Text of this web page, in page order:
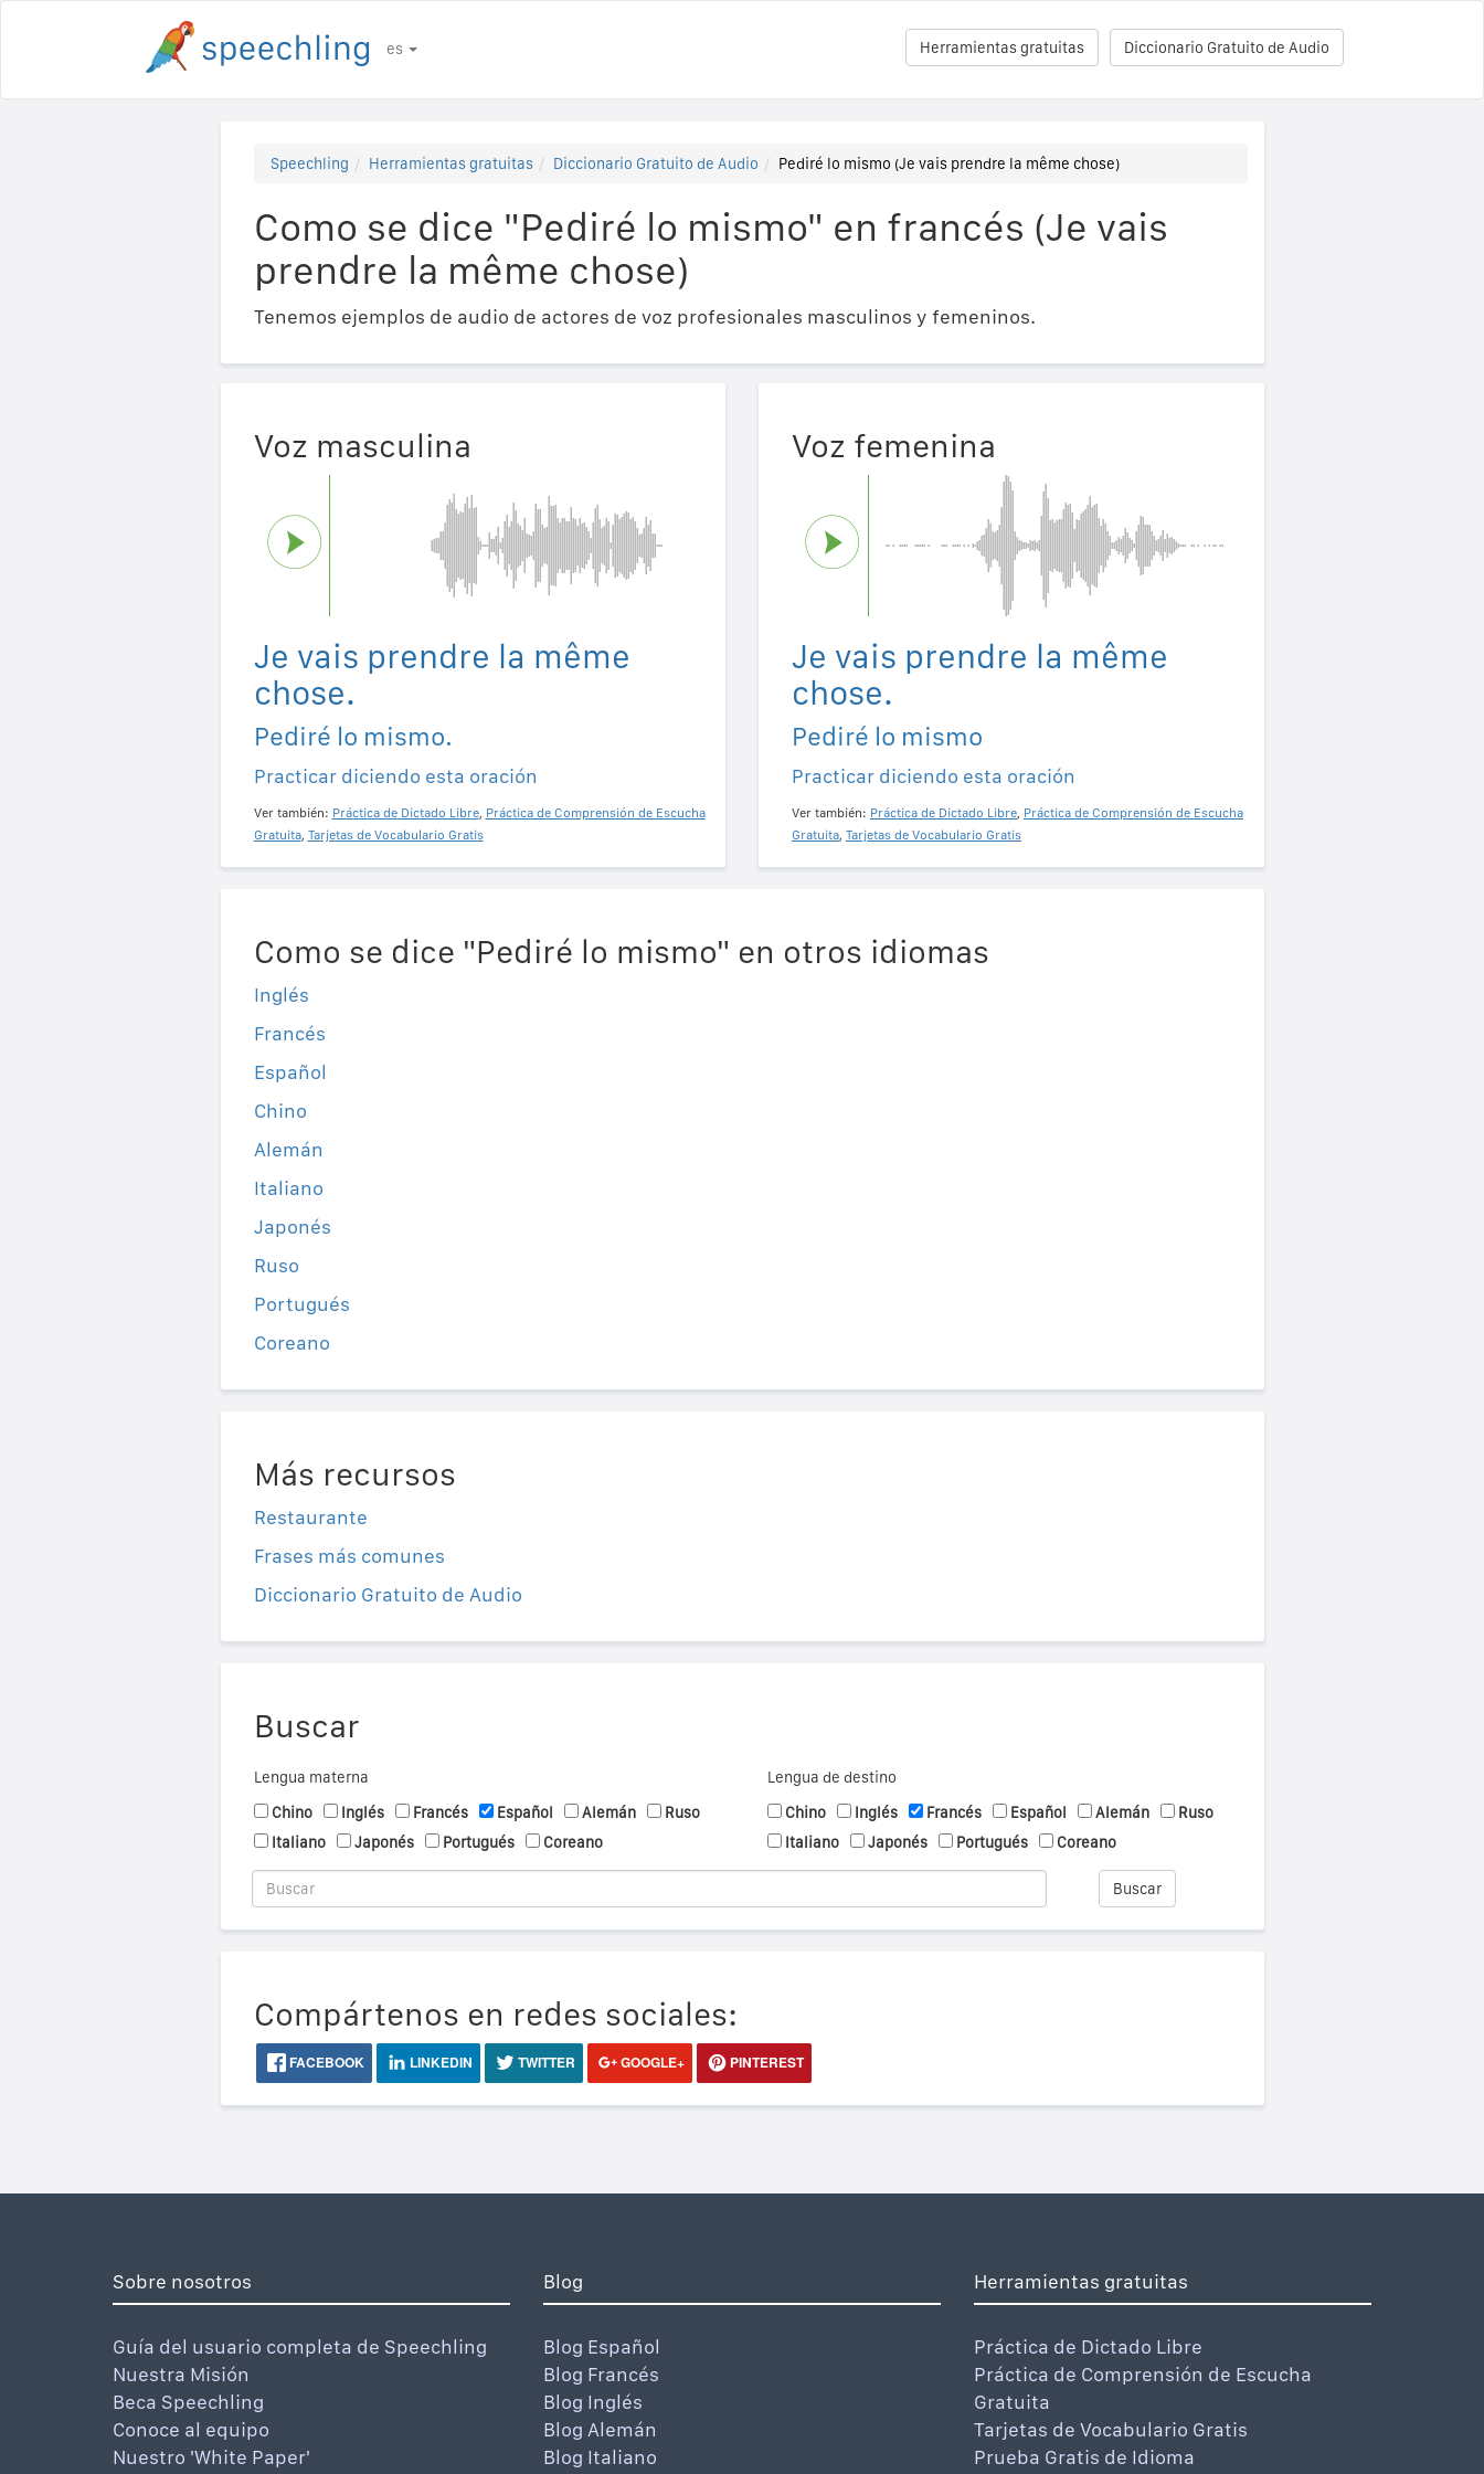
es Diccionario Gratuito de Audio
Herramientas gratuitas
Speechling Herramientas gratuitas Diccionario Gratuito de Audio Pediré lo mismo (Je vais prendre la même chose)
Como se dice "Pediré lo mismo" en francés (Je vais
prendre la même chose)
Tenemos ejemplos de audio de actores de voz profesionales masculinos y femeninos.
Voz masculina
Je vais prendre la même
chose.
Pediré lo mismo.
Practicar diciendo esta oración
Ver también: Práctica de Dictado Libre, Práctica de Comprensión de Escucha
Gratuita, Tarjetas de Vocabulario Gratis
Voz femenina
Je vais prendre la même
chose.
Pediré lo mismo
Practicar diciendo esta oración
Ver también: Práctica de Dictado Libre, Práctica de Comprensión de Escucha
Gratuita, Tarjetas de Vocabulario Gratis
Como se dice "Pediré lo mismo" en otros idiomas
Inglés
Francés
Español
Chino
Alemán
Italiano
Japonés
Ruso
Portugués
Coreano
Más recursos
Restaurante
Frases más comunes
Diccionario Gratuito de Audio
Buscar
Lengua materna
Chino
Inglés Francés Español Alemán
Ruso
Italiano
Japonés Portugués Coreano
Lengua de destino
Chino
Inglés Francés Español Alemán
Ruso
Italiano
Japonés Portugués Coreano
Buscar
Compártenos en redes sociales:
FACEBOOK LINKEDIN TWITTER GOOGLE+ PINTEREST
Sobre nosotros
Guía del usuario completa de Speechling
Nuestra Misión
Beca Speechling
Conoce al equipo
Nuestro 'White Paper'
Blog
Blog Español
Blog Francés
Blog Inglés
Blog Alemán
Blog Italiano
Herramientas gratuitas
Práctica de Dictado Libre
Práctica de Comprensión de Escucha
Gratuita
Tarjetas de Vocabulario Gratis
Prueba Gratis de Idioma